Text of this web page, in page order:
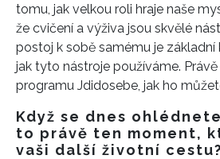
tomu, jak velkou roli hraje naše
že cvičení a výživa jsou skvělé
postoj k sobě samému je základní
jak tyto nástroje používáme.
programu Jdidosebe, jak ho
Když se dnes
to právě ten moment,
vaši další životní cestu?